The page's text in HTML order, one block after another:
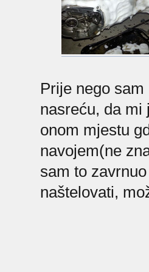
Prije nego
nasreću, da mi
onom mjestu
navojem(ne
sam to
naštelovati,